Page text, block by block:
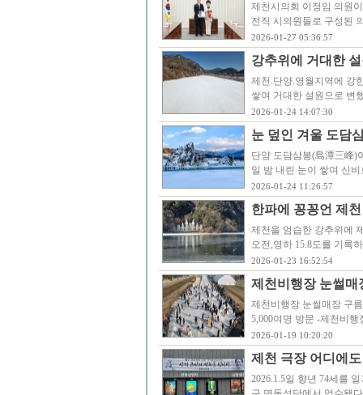
제천시의회 이정임 의원
전직 시의원들로 구성된
2026-01-27 05:36:57
강추위에 거대한
제천.단양.영월지역에 강
쌓여 거대한 설원으로 변
2026-01-24 14:07:30
눈 덮인 겨울 도담
단양 도담삼봉(島潭三峰)
일 밤 내린 눈이 쌓여 신
2026-01-24 11:26:57
한파에 꽁꽁언 제
제천을 엄습한 강추위에
오전,영하 15.8도를 기록
2026-01-23 16:52:54
제천비행장 눈썰
제천비행장 눈썰매장 구
5,000여명 방문 -제천비
2026-01-19 10:20:20
제천 극장 어디에
2026.1.5일 향년 74세를